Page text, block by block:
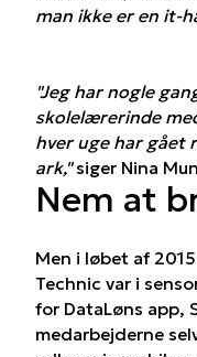
man ikke er en it-
"Jeg har nogle
skolelærerinde
hver uge har gået
ark,"siger Nina
Nem at
Men i løbet af
Technic var i
for DataLøns app,
medarbejderne